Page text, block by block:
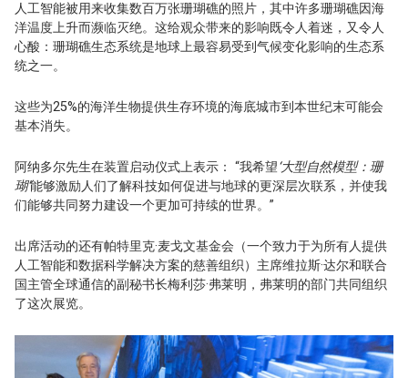
人工智能被用来收集数百万张珊瑚礁的照片，其中许多珊瑚礁因海
洋温度上升而濒临灭绝。这给观众带来的影响既令人着迷，又令人
心酸：珊瑚礁生态系统是地球上最容易受到气候变化影响的生态系
统之一。
这些为25%的海洋生物提供生存环境的海底城市到本世纪末可能会
基本消失。
阿纳多尔先生在装置启动仪式上表示： “我希望‘大型自然模型：珊
瑚’能够激励人们了解科技如何促进与地球的更深层次联系，并使我
们能够共同努力建设一个更加可持续的世界。”
出席活动的还有帕特里克·麦戈文基金会（一个致力于为所有人提供
人工智能和数据科学解决方案的慈善组织）主席维拉斯·达尔和联合
国主管全球通信的副秘书长梅利莎·弗莱明，弗莱明的部门共同组织
了这次展览。